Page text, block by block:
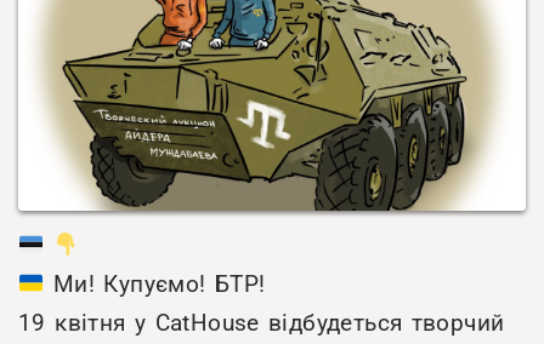
Ми! Купуємо! БТР!
19 квітня у CatHouse відбудеться творчий